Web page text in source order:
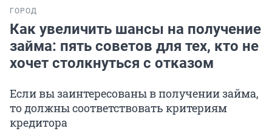
ГОРОД
Как увеличить шансы на получение
займа: пять советов для тех, кто не
хочет столкнуться с отказом
Если вы заинтересованы в получении займа,
то должны соответствовать критериям
кредитора